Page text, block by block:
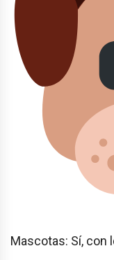
Mascotas: Sí, con